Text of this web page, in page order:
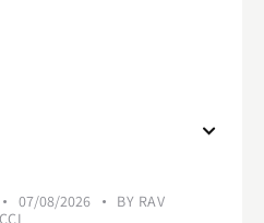
07/08/2026 BY RAV